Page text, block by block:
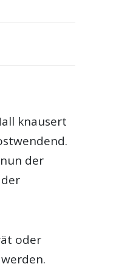
knausert
der
oder